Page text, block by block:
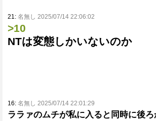
21: 名無し 2025/07/14 22:06:02
>10
NTは変態しかいないのか
16: 名無し 2025/07/14 22:01:29
ララァのムチが私に入ると同時に後